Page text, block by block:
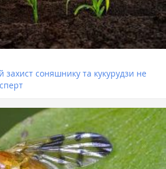
захист соняшнику та кукурудзи не